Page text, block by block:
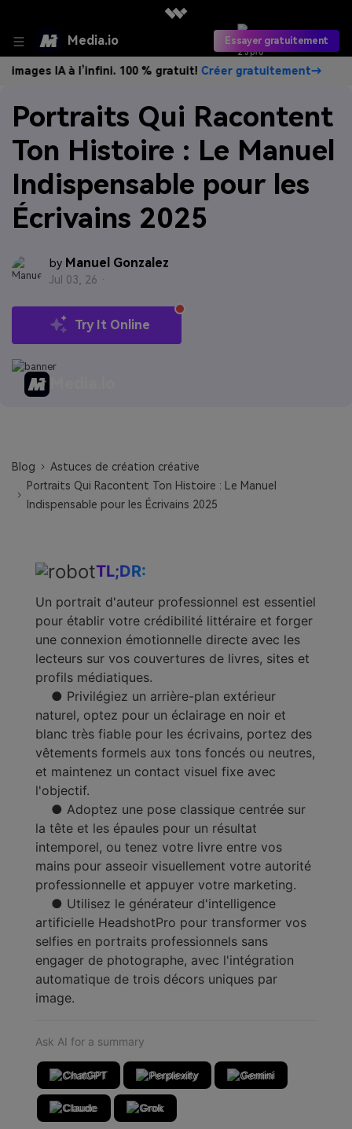
Media.io Essayer gratuitement
IA à l’infini. 100 % gratuit! Créer gratuitement→ Créez
Portraits Qui Racontent
Ton Histoire : Le Manuel
Indispensable pour les
Écrivains 2025
by Manuel Gonzalez
Jul 03, 26 ·
Try It Online
Blog
Astuces de création créative
Portraits Qui Racontent Ton Histoire : Le Manuel
Indispensable pour les Écrivains 2025
TL;DR:
Un portrait d'auteur professionnel est essentiel
pour établir votre crédibilité littéraire et forger
une connexion émotionnelle directe avec les
lecteurs sur vos couvertures de livres, sites et
profils médiatiques.
● Privilégiez un arrière-plan extérieur
naturel, optez pour un éclairage en noir et
blanc très fiable pour les écrivains, portez des
vêtements formels aux tons foncés ou neutres,
et maintenez un contact visuel fixe avec
l'objectif.
● Adoptez une pose classique centrée sur
la tête et les épaules pour un résultat
intemporel, ou tenez votre livre entre vos
mains pour asseoir visuellement votre autorité
professionnelle et appuyer votre marketing.
● Utilisez le générateur d'intelligence
artificielle HeadshotPro pour transformer vos
selfies en portraits professionnels sans
engager de photographe, avec l'intégration
automatique de trois décors uniques par
image.
Ask AI for a summary
ChatGPT Perplexity Gemini
Claude Grok